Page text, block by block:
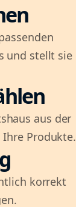
und stellt sie
aus der
Produkte.
korrekt